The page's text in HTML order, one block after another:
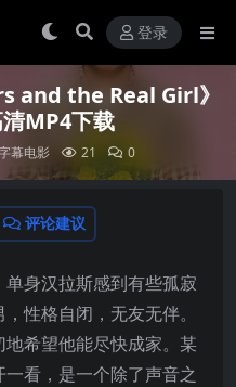
登录
and the Real Girl》
MP4下载
幕电影 21 0
评论建议
身汉拉斯感到有些孤寂
性格自闭，无友无伴。
希望他能尽快成家。某
看，是一个除了声音之